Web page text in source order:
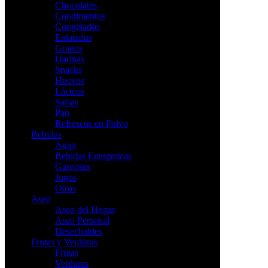
Chocolates
Condimentos
Congelados
Enlatados
Granos
Harinas
Snacks
Huevos
Lácteos
Salsas
Pan
Refrescos en Polvo
Bebidas
Agua
Bebidas Energeticas
Gaseosas
Jugos
Otros
Aseo
Aseo del Hogar
Aseo Personal
Desechables
Frutas y Verduras
Frutas
Verduras